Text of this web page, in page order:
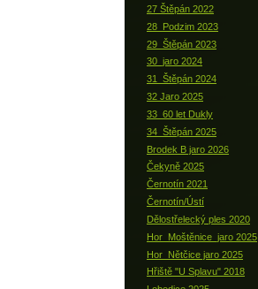
27 Štěpán 2022
28_Podzim 2023
29_Štěpán 2023
30_jaro 2024
31_Štěpán 2024
32 Jaro 2025
33_60 let Dukly
34_Štěpán 2025
Brodek B jaro 2026
Čekyně 2025
Černotín 2021
Černotín/Ústí
Dělostřelecký ples 2020
Hor_Moštěnice_jaro 2025
Hor_Nětčice jaro 2025
Hřiště "U Splavu" 2018